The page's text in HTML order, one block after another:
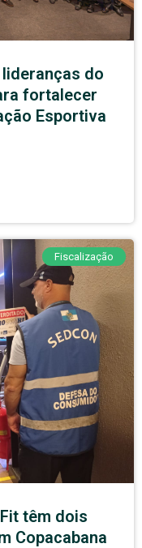
do
fortalecer
Esportiva
Fiscalização
têm dois
Copacabana